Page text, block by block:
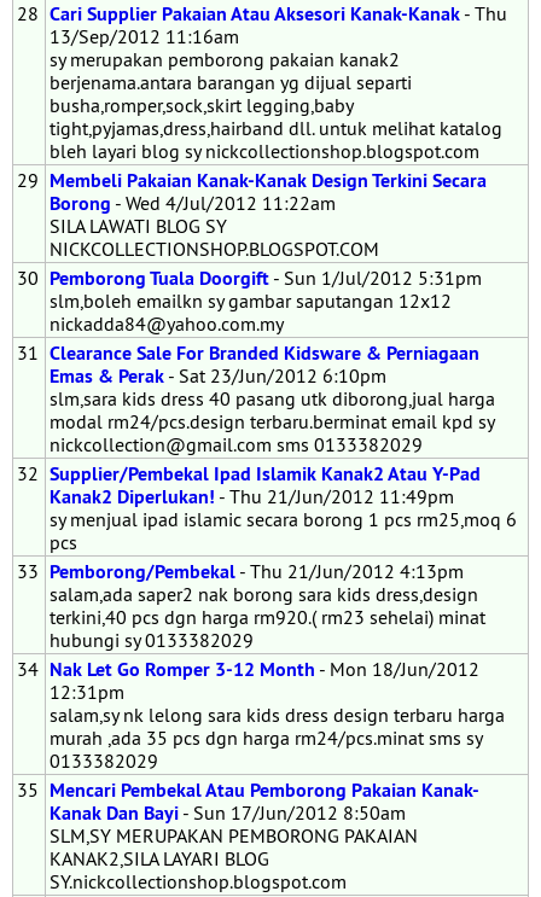
28 Cari Supplier Pakaian Atau Aksesori Kanak-Kanak - Thu
13/Sep/2012 11:16am
sy merupakan pemborong pakaian kanak2
berjenama.antara barangan yg dijual separti
busha,romper,sock,skirt legging,baby
tight,pyjamas,dress,hairband dll. untuk melihat katalog
bleh layari blog sy nickcollectionshop.blogspot.com
29 Membeli Pakaian Kanak-Kanak Design Terkini Secara
Borong - Wed 4/Jul/2012 11:22am
SILA LAWATI BLOG SY
NICKCOLLECTIONSHOP.BLOGSPOT.COM
30 Pemborong Tuala Doorgift - Sun 1/Jul/2012 5:31pm
slm,boleh emailkn sy gambar saputangan 12x12
nickadda84@yahoo.com.my
31 Clearance Sale For Branded Kidsware & Perniagaan
Emas & Perak - Sat 23/Jun/2012 6:10pm
slm,sara kids dress 40 pasang utk diborong,jual harga
modal rm24/pcs.design terbaru.berminat email kpd sy
nickcollection@gmail.com sms 0133382029
32 Supplier/Pembekal Ipad Islamik Kanak2 Atau Y-Pad
Kanak2 Diperlukan! - Thu 21/Jun/2012 11:49pm
sy menjual ipad islamic secara borong 1 pcs rm25,moq 6
pcs
33 Pemborong/Pembekal - Thu 21/Jun/2012 4:13pm
salam,ada saper2 nak borong sara kids dress,design
terkini,40 pcs dgn harga rm920.( rm23 sehelai) minat
hubungi sy 0133382029
34 Nak Let Go Romper 3-12 Month - Mon 18/Jun/2012
12:31pm
salam,sy nk lelong sara kids dress design terbaru harga
murah ,ada 35 pcs dgn harga rm24/pcs.minat sms sy
0133382029
35 Mencari Pembekal Atau Pemborong Pakaian Kanak-
Kanak Dan Bayi - Sun 17/Jun/2012 8:50am
SLM,SY MERUPAKAN PEMBORONG PAKAIAN
KANAK2,SILA LAYARI BLOG
SY.nickcollectionshop.blogspot.com